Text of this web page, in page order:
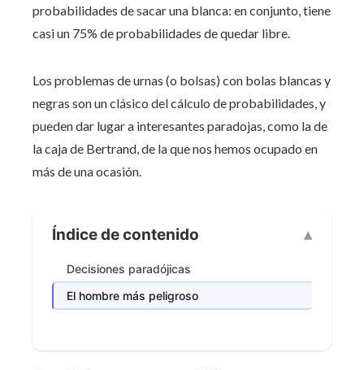
probabilidades de sacar una blanca: en conjunto, tiene
casi un 75% de probabilidades de quedar libre.
Los problemas de urnas (o bolsas) con bolas blancas y
negras son un clásico del cálculo de probabilidades, y
pueden dar lugar a interesantes paradojas, como la de
la caja de Bertrand, de la que nos hemos ocupado en
más de una ocasión.
Índice de contenido
Decisiones paradójicas
El hombre más peligroso